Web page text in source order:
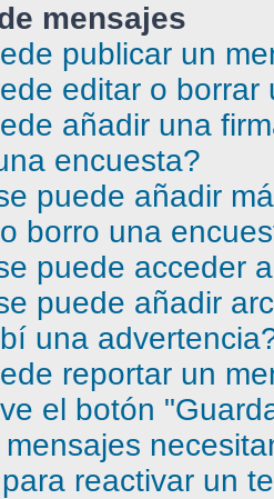
mensajes
publicar un
editar o borrar
añadir una
encuesta?
puede añadir
borro una
puede acceder
puede añadir
una
reportar un
el botón
reactivar un